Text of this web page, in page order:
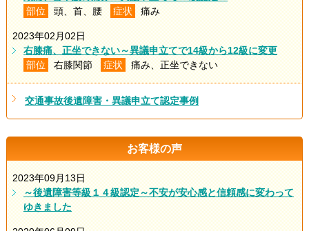
部位
頭、首、腰 症状 痛み
2023年02月02日
右膝痛、正坐できない～異議申立てで14級から12級に変更
部位
右膝関節 症状 痛み、正坐できない
交通事故後遺障害・異議申立て認定事例
お客様の声
2023年09月13日
～後遺障害等級１４級認定～不安が安心感と信頼感に変わって
ゆきました